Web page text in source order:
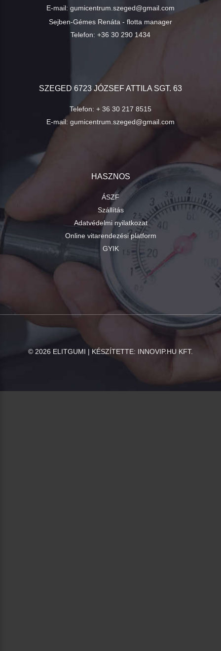
E-mail: gumicentrum.szeged@gmail.com
Sejben-Gémes Renáta - flotta manager
Telefon: +36 30 290 1434
SZEGED 6723 JÓZSEF ATTILA SGT. 63
Telefon: + 36 30 217 8515
E-mail: gumicentrum.szeged@gmail.com
HASZNOS
ÁSZF
Szállítás
Adatvédelmi nyilatkozat
Online vitarendezési platform
GYIK
© 2026 ELITGUMI | KÉSZÍTETTE: INNOVIP.HU KFT.